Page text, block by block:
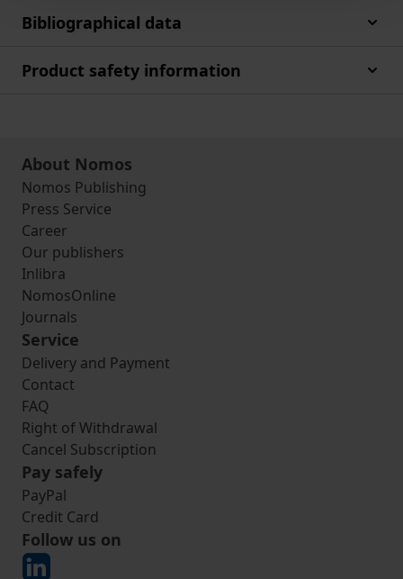
Bibliographical data
Product safety information
About Nomos
Nomos Publishing
Press Service
Career
Our publishers
Inlibra
NomosOnline
Journals
Service
Delivery and Payment
Contact
FAQ
Right of Withdrawal
Cancel Subscription
Pay safely
PayPal
Credit Card
Follow us on